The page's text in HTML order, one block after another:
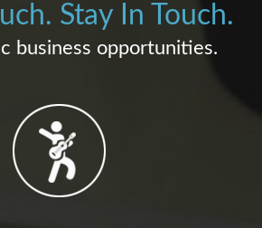
Stay In Touch.
business opportunities.